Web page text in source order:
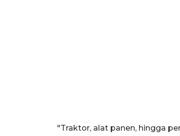
"Traktor, alat panen, hingga